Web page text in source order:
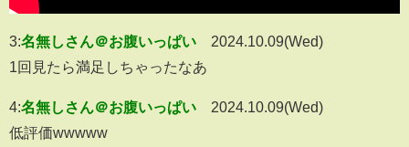
3:名無しさん＠お腹いっぱい
2024.10.09(Wed)
1回見たら満足しちゃったなあ
4:名無しさん＠お腹いっぱい
2024.10.09(Wed)
低評価wwwww